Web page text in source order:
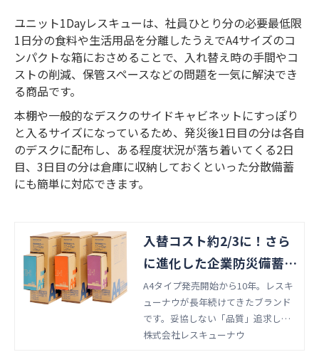
ユニット1Dayレスキューは、社員ひとり分の必要最低限
1日分の食料や生活用品を分離したうえでA4サイズのコ
ンパクトな箱におさめることで、入れ替え時の手間やコ
ストの削減、保管スペースなどの問題を一気に解決でき
る商品です。
本棚や一般的なデスクのサイドキャビネットにすっぽり
と入るサイズになっているため、発災後1日目の分は各自
のデスクに配布し、ある程度状況が落ち着いてくる2日
目、3日目の分は倉庫に収納しておくといった分散備蓄
にも簡単に対応できます。
入替コスト約2/3に！さら
に進化した企業防災備蓄 |
株式会社レスキューナウ
A4タイプ発売開始から10年。レスキ
ューナウが長年続けてきたブランド
です。妥協しない「品質」追求して
きた「利便性」— こだわりの防災
株式会社レスキューナウ